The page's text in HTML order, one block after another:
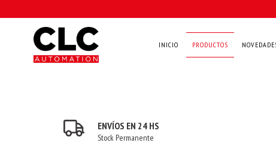
INICIO PRODUCTOS
ENVÍOS EN 24 HS
Stock Permanente